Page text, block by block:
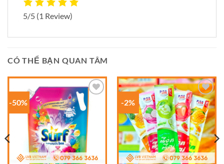
5/5 (1 Review)
CÓ THỂ BẠN QUAN TÂM
-50%
Add to
wishlist
-2%
Add to
wishlist